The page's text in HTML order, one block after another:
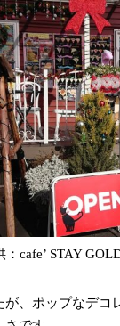
cafe’ STAY GOLD
が、ポップなデ